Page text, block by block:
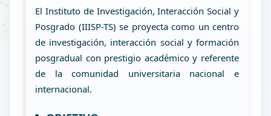
El Instituto de Investigación, Interacción Social y
Posgrado (IIISP-TS) se proyecta como un centro
de investigación, interacción social y formación
posgradual con prestigio académico y referente
de la comunidad universitaria nacional e
internacional.